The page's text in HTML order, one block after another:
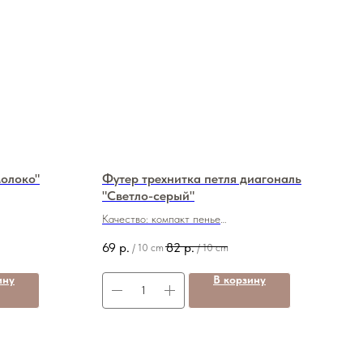
Футер трехнитка петля диагональ
"Светло-серый"
Качество: компакт пенье
Состав: 80/20 (хб/пэ)
Ширина: 180 см
Цена: 690 820 руб./м
69 р. / 10 cm 82 р. / 10 cm
В корзину